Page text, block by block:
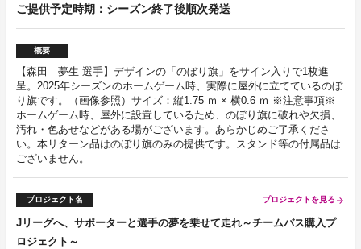
ご提供予定時期：シーズン終了後順次発送
概要
【森田 夢生 選手】デザインの「のぼり旗」をサイン入りで1枚進
呈。2025年シーズンのホームゲーム時、実際に屋外に立てているのぼ
り旗です。（画像参照）サイズ：縦1.75 ｍ × 横0.6 ｍ ※注意事項※
ホームゲーム時、屋外に設置しているため、のぼり旗に破れや欠損、
汚れ・色あせなどがある場がございます。あらかじめご了承くださ
い。本リターン品はのぼり旗のみの提供です。スタンド等の付属品は
ございません。
プロジェクト名 プロジェクトを見る arrow_forward
Jリーグへ、サポーターと選手の夢を乗せて走れ～チームバス購入プ
ロジェクト～